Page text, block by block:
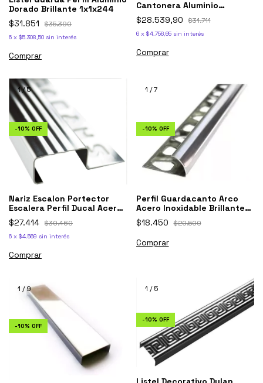
Dorado Brillante 1x1x244
$31.851
$35.390
6 x $5.308,50 sin interés
Cantonera Aluminio
Ceramicas Pisos-hyo
$28.539,90 $31.711
6 x $4.756,65 sin interés
1/5
-10% OFF
Nariz Escalon Portector
Escalera Perfil Ducal Acero
Inox 1,3
$27.414 $30.460
6 x $4.569 sin interés
Comprar
1 /7
-10% OFF
Perfil Guardacanto Arco
Acero Inoxidable Brillante
Curvo 9mm X 2,5 M
$18.450 $20.500
Comprar
1 /9
-10% OFF
1 /5
-10% OFF